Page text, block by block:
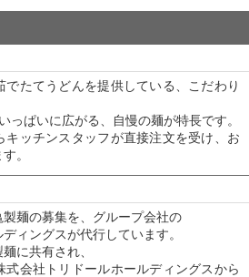
たてうどんを提供している、こだわり
っぱいに広がる、自慢の麺が特長です。
キッチンスタッフが直接注文を受け、お
。
麺の募集を、グループ会社の
ィングスが代行しています。
に共有され、
会社トリドールホールディングスから